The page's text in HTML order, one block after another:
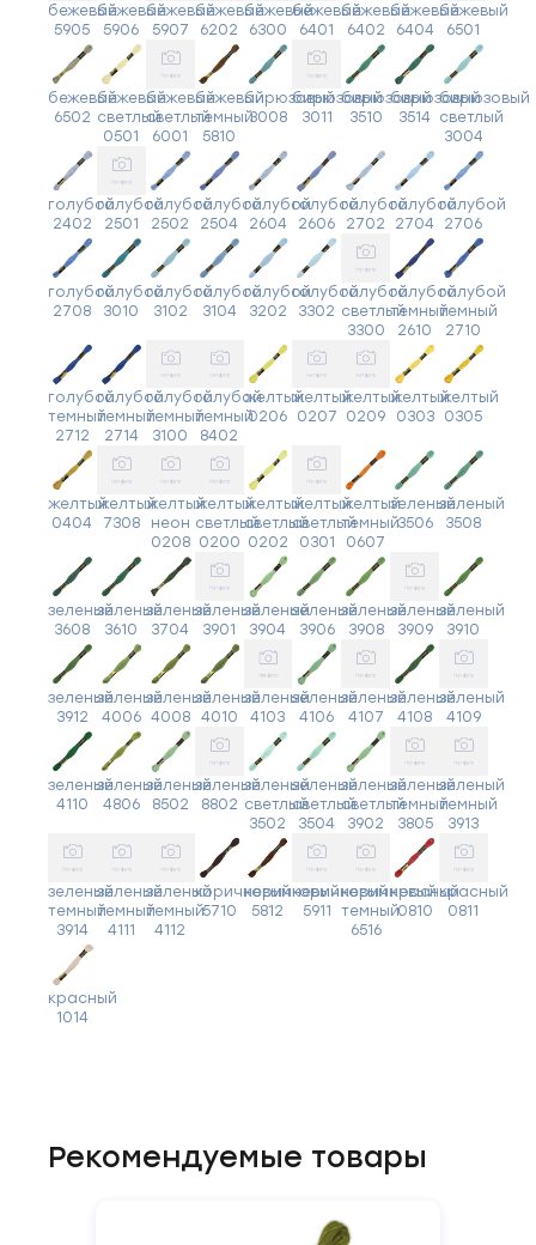
бежевый
5905
бежевый
5906
бежевый
5907
бежевый
6202
бежевый
6300
бежевый
6401
бежевый
6402
бежевый
6404
бежевый
6501
бежевый
6502
бежевый
светлый
0501
бежевый
светлый
6001
бежевый
темный
5810
бирюзовый
3008
бирюзовый
3011
бирюзовый
3510
бирюзовый
3514
бирюзовый
светлый
3004
голубой
2402
голубой
2501
голубой
2502
голубой
2504
голубой
2604
голубой
2606
голубой
2702
голубой
2704
голубой
2706
голубой
2708
голубой
3010
голубой
3102
голубой
3104
голубой
3202
голубой
3302
голубой
светлый
3300
голубой
темный
2610
голубой
темный
2710
голубой
темный
2712
голубой
темный
2714
голубой
темный
3100
голубой
темный
8402
желтый
0206
желтый
0207
желтый
0209
желтый
0303
желтый
0305
желтый
0404
желтый
7308
желтый
неон
0208
желтый
светлый
0200
желтый
светлый
0202
желтый
светлый
0301
желтый
темный
0607
зеленый
3506
зеленый
3508
зеленый
3608
зеленый
3610
зеленый
3704
зеленый
3901
зеленый
3904
зеленый
3906
зеленый
3908
зеленый
3909
зеленый
3910
зеленый
3912
зеленый
4006
зеленый
4008
зеленый
4010
зеленый
4103
зеленый
4106
зеленый
4107
зеленый
4108
зеленый
4109
зеленый
4110
зеленый
4806
зеленый
8502
зеленый
8802
зеленый
светлый
3502
зеленый
светлый
3504
зеленый
светлый
3902
зеленый
темный
3805
зеленый
темный
3913
зеленый
темный
3914
зеленый
темный
4111
зеленый
темный
4112
коричневый
5710
коричневый
5812
коричневый
5911
коричневый
темный
6516
красный
0810
красный
0811
красный
1014
Рекомендуемые товары